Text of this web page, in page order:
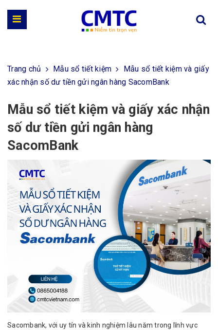
Trang chủ Mẫu sổ tiết kiệm
Mẫu sổ tiết kiệm và giấy
xác nhận số dư tiền gửi ngân hàng SacomBank
Mẫu sổ tiết kiệm và giấy xác nhận
số dư tiền gửi ngân hàng
SacomBank
Sacombank, với uy tín và kinh nghiệm lâu năm trong lĩnh vực